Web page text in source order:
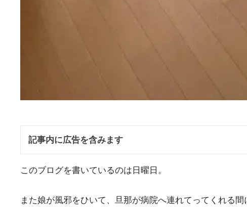
記事内に広告を含みます
このブログを書いているのは日曜日。
また娘が風邪をひいて、旦那が病院へ連れてってくれる間